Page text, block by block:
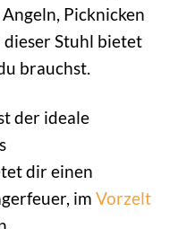
Picknicken
Stuhl bietet
brauchst.
der ideale
dir einen
im Vorzelt